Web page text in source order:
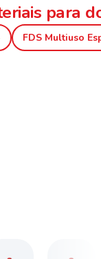
para
FDS Multiuso